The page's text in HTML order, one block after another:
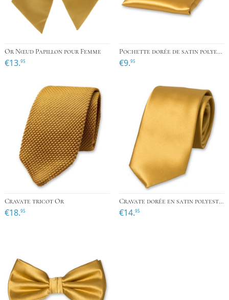
Or Nœud Papillon pour Femme
€13.95
Pochette dorée de satin polyester
€9.95
Cravate tricot Or
€18.95
Cravate dorée en satin polyester
€14.95